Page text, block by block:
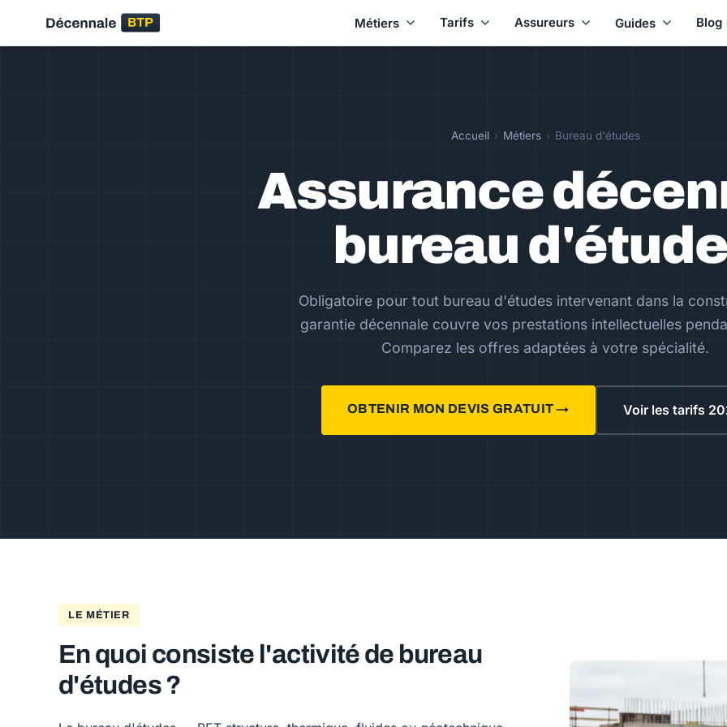
Métiers Tarifs Assureurs Guides Blog
Accueil › Métiers › Bureau d'études
Assurance
bureau
Obligatoire pour tout bureau d'études intervenant dans la
garantie décennale couvre vos prestations intellectuelles
Comparez les offres adaptées à votre spécialité.
OBTENIR MON DEVIS GRATUIT → Voir les tarifs
LE MÉTIER
En quoi consiste l'activité de bureau
d'études ?